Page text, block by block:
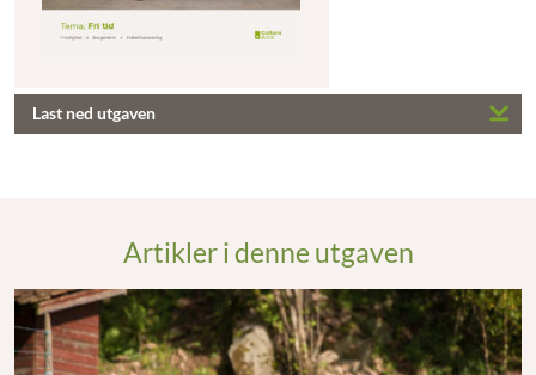
Last ned utgaven
Artikler i denne utgaven